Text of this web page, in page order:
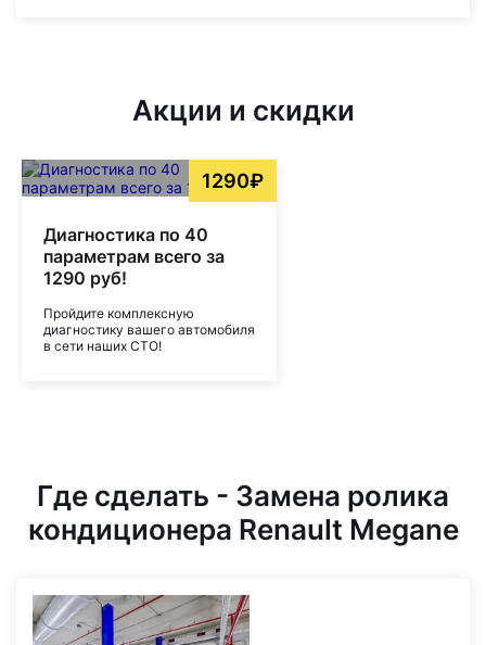
Акции и скидки
1290₽
Диагностика по 40
параметрам всего за
1290 руб!
Пройдите комплексную
диагностику вашего автомобиля
в сети наших СТО!
Где сделать - Замена ролика
кондиционера Renault Megane